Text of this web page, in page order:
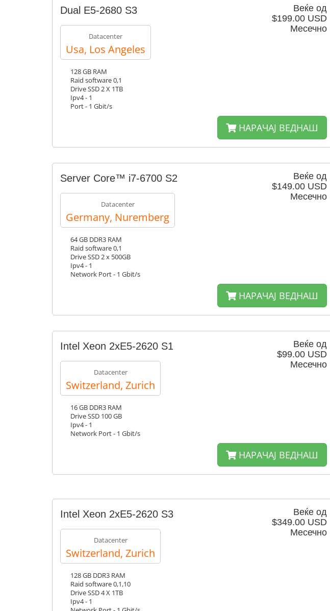
Веќе од
$199.00 USD
Месечно
Dual E5-2680 S3
Datacenter
Usa, Los Angeles
128 GB RAM
Raid software 0,1
Drive SSD 2 X 1TB
Ipv4 - 1
Port - 1 Gbit/s
НАРАЧАЈ ВЕДНАШ
Веќе од
$149.00 USD
Месечно
Server Core™ i7-6700 S2
Datacenter
Germany, Nuremberg
64 GB DDR3 RAM
Raid software 0,1
Drive SSD 2 x 500GB
Ipv4 - 1
Network Port - 1 Gbit/s
НАРАЧАЈ ВЕДНАШ
Веќе од
$99.00 USD
Месечно
Intel Xeon 2xE5-2620 S1
Datacenter
Switzerland, Zurich
16 GB DDR3 RAM
Drive SSD 100 GB
Ipv4 - 1
Network Port - 1 Gbit/s
НАРАЧАЈ ВЕДНАШ
Веќе од
$349.00 USD
Месечно
Intel Xeon 2xE5-2620 S3
Datacenter
Switzerland, Zurich
128 GB DDR3 RAM
Raid software 0,1,10
Drive SSD 4 X 1TB
Ipv4 - 1